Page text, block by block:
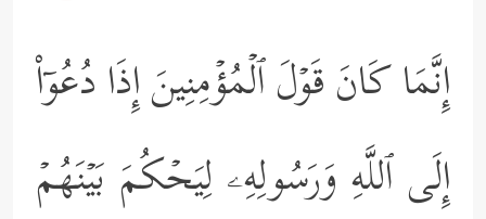
إِنَّمَا كَانَ قَوۡلَ ٱلۡمُؤۡمِنِینَ إِذَا دُعُوۤاْ
إِلَى ٱللَّهِ وَرَسُولِهِۦ لِیَحۡكُمَ بَیۡنَهُمۡ